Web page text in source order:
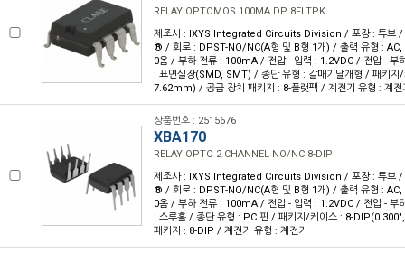
RELAY OPTOMOS 100MA DP 8FLTPK
제조사 : IXYS Integrated Circuits Division / 포장 : 튜브 /
® / 회로 : DPST-NO/NC(A형 및 B형 1개) / 출력 유형 : AC,
0옴 / 부하 전류 : 100mA / 전압 - 입력 : 1.2VDC / 전압 - 부
: 표면실장(SMD, SMT) / 종단 유형 : 갈매기날개형 / 패키
7.62mm) / 공급 장치 패키지 : 8-플랫팩 / 계전기 유형 : 계전
상품번호 : 2515676
XBA170
RELAY OPTO 2 CHANNEL NO/NC 8-DIP
제조사 : IXYS Integrated Circuits Division / 포장 : 튜브 /
® / 회로 : DPST-NO/NC(A형 및 B형 1개) / 출력 유형 : AC,
0옴 / 부하 전류 : 100mA / 전압 - 입력 : 1.2VDC / 전압 - 부
: 스루홀 / 종단 유형 : PC 핀 / 패키지/케이스 : 8-
패키지 : 8-DIP / 계전기 유형 : 계전기